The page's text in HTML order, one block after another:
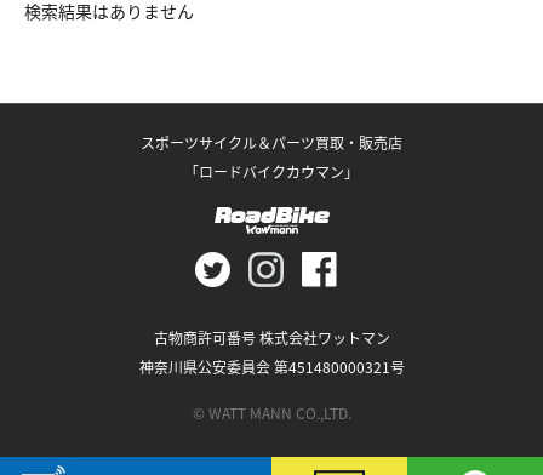
検索結果はありません
スポーツサイクル＆パーツ買取・販売店
「ロードバイクカウマン」
古物商許可番号 株式会社ワットマン
神奈川県公安委員会 第451480000321号
© WATT MANN CO.,LTD.